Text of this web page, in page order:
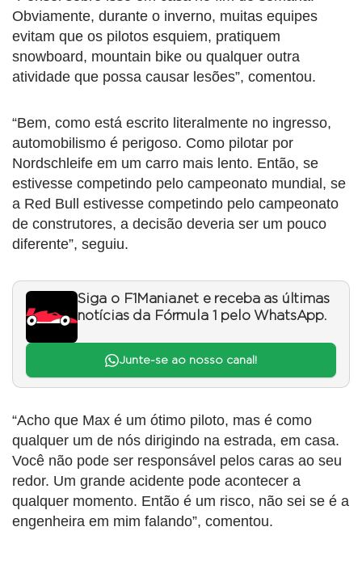
Obviamente, durante o inverno, muitas equipes
evitam que os pilotos esquiem, pratiquem
snowboard, mountain bike ou qualquer outra
atividade que possa causar lesões”, comentou.
“Bem, como está escrito literalmente no ingresso,
automobilismo é perigoso. Como pilotar por
Nordschleife em um carro mais lento. Então, se
estivesse competindo pelo campeonato mundial, se
a Red Bull estivesse competindo pelo campeonato
de construtores, a decisão deveria ser um pouco
diferente”, seguiu.
Siga o F1Mania.net e receba as últimas
notícias da Fórmula 1 pelo WhatsApp.
Junte-se ao nosso canal!
“Acho que Max é um ótimo piloto, mas é como
qualquer um de nós dirigindo na estrada, em casa.
Você não pode ser responsável pelos caras ao seu
redor. Um grande acidente pode acontecer a
qualquer momento. Então é um risco, não sei se é a
engenheira em mim falando”, comentou.